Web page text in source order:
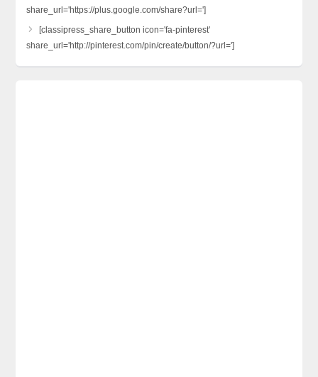
share_url='https://plus.google.com/share?url=']
[classipress_share_button icon='fa-pinterest'
share_url='http://pinterest.com/pin/create/button/?url=']